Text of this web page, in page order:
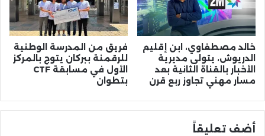
خالد مصطفاوي، ابن إقليم
الدريوش، يتولى مديرية
الأخبار بالقناة الثانية بعد
مسار مهني تجاوز ربع قرن
فريق من المدرسة الوطنية
للرقمنة ببركان يتوج بالمركز
الأول في مسابقة CTF
بتطوان
أضف تعليقاً